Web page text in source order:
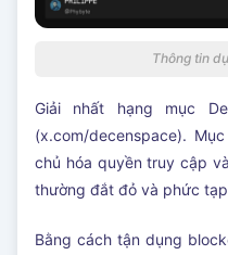
Thông tin
Giải nhất hạng mục
(x.com/decenspace).
chủ hóa quyền truy cập
thường đắt đỏ và phức
Bằng cách tận dụng